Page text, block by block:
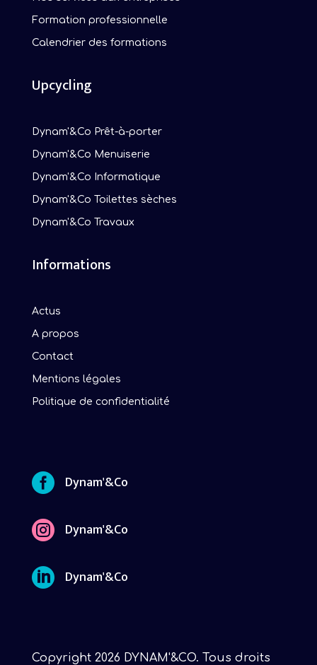
Formation professionnelle
Calendrier des formations
Upcycling
Dynam'&Co Prêt-à-porter
Dynam'&Co Menuiserie
Dynam'&Co Informatique
Dynam'&Co Toilettes sèches
Dynam'&Co Travaux
Informations
Actus
A propos
Contact
Mentions légales
Politique de confidentialité
 Dynam'&Co
 Dynam'&Co
 Dynam'&Co
Copyright 2026 DYNAM'&CO. Tous droits